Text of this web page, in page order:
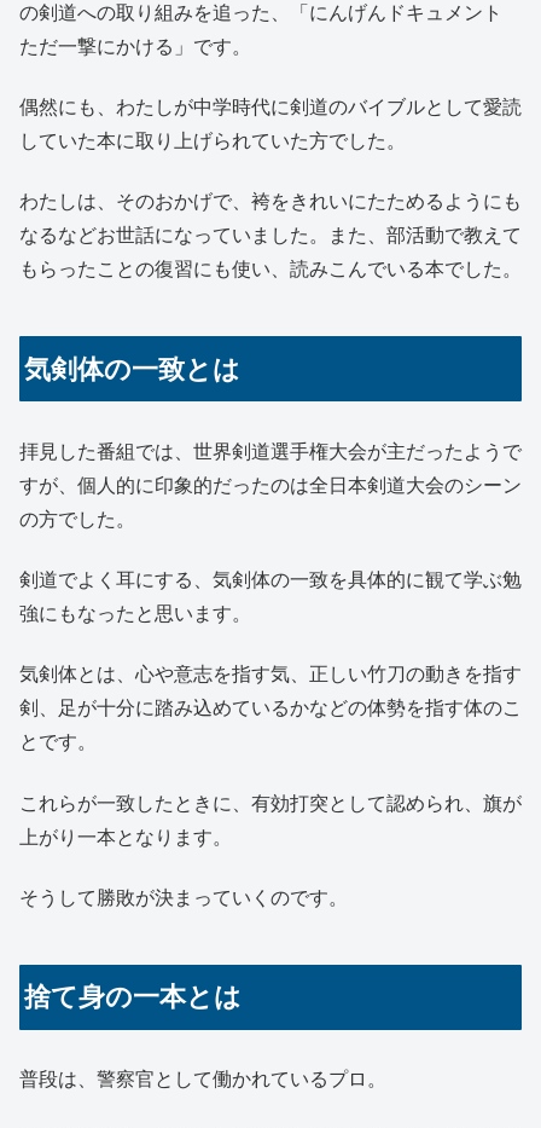
の剣道への取り組みを追った、「にんげんドキュメント
ただ一撃にかける」です。
偶然にも、わたしが中学時代に剣道のバイブルとして愛読
していた本に取り上げられていた方でした。
わたしは、そのおかげで、袴をきれいにたためるようにも
なるなどお世話になっていました。また、部活動で教えて
もらったことの復習にも使い、読みこんでいる本でした。
気剣体の一致とは
拝見した番組では、世界剣道選手権大会が主だったようで
すが、個人的に印象的だったのは全日本剣道大会のシーン
の方でした。
剣道でよく耳にする、気剣体の一致を具体的に観て学ぶ勉
強にもなったと思います。
気剣体とは、心や意志を指す気、正しい竹刀の動きを指す
剣、足が十分に踏み込めているかなどの体勢を指す体のこ
とです。
これらが一致したときに、有効打突として認められ、旗が
上がり一本となります。
そうして勝敗が決まっていくのです。
捨て身の一本とは
普段は、警察官として働かれているプロ。